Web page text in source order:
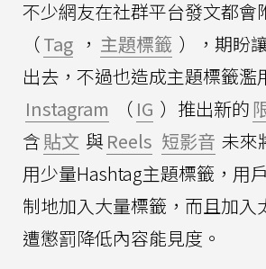
不少網友在社群平台發文都會
（Tag ， 主題標籤 ），期盼
出去，不過也造成主題標籤濫
Instagram
（ IG ）推出新的
含貼文 與 Reels 短影音 未來
用少量Hashtag主題標籤，用
制地加入大量標籤，而且加入
遭懲罰降低內容能見度。